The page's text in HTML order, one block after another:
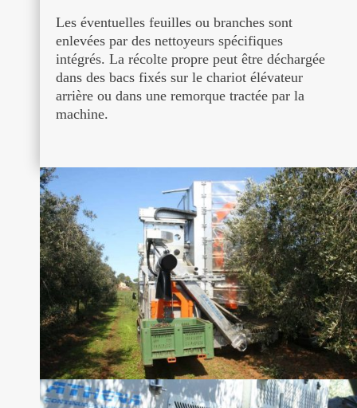
Les éventuelles feuilles ou branches sont
enlevées par des nettoyeurs spécifiques
intégrés. La récolte propre peut être déchargée
dans des bacs fixés sur le chariot élévateur
arrière ou dans une remorque tractée par la
machine.